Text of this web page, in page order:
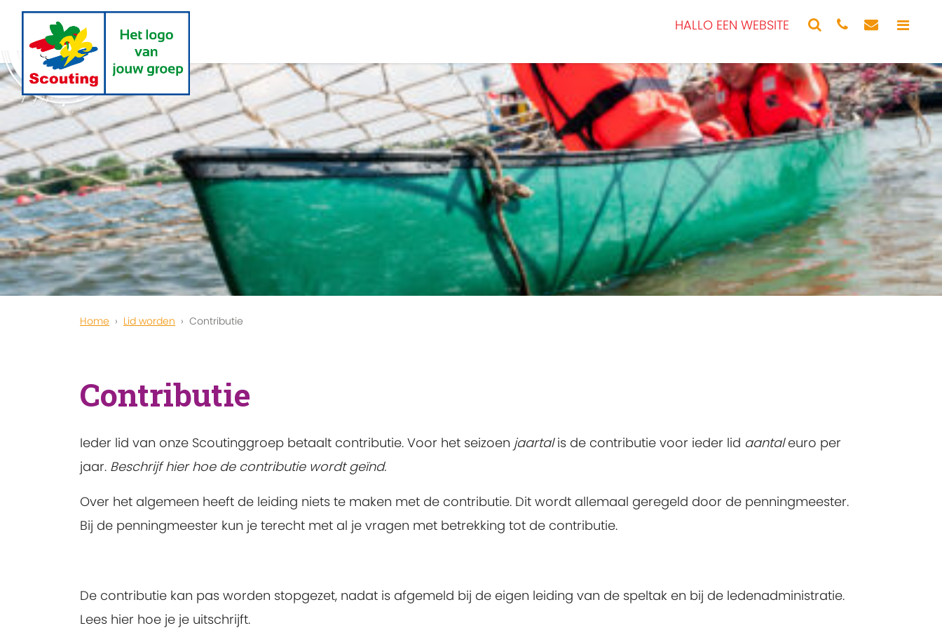
HALLO EEN WEBSITE
Home Lid worden Contributie
Contributie
Ieder lid van onze Scoutinggroep betaalt contributie. Voor het seizoen jaartalis de contributie voor ieder lid aantaleuro per
jaar. Beschrijf hier hoe de contributie wordt geïnd.
Over het algemeen heeft de leiding niets te maken met de contributie. Dit wordt allemaal geregeld door de penningmeester.
Bij de penningmeester kun je terecht met al je vragen met betrekking tot de contributie.
De contributie kan pas worden stopgezet, nadat is afgemeld bij de eigen leiding van de speltak en bij de ledenadministratie.
Lees hier hoe je je uitschrijft.